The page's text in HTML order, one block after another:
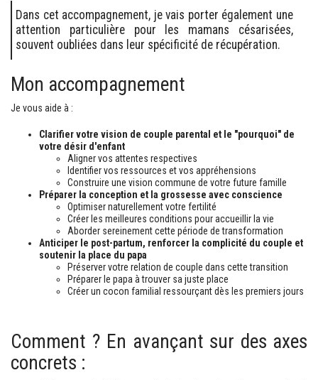
Dans cet accompagnement, je vais porter également une
attention particulière pour les mamans césarisées,
souvent oubliées dans leur spécificité de récupération.
Mon accompagnement
Je vous aide à :
Clarifier votre vision de couple parental et le "pourquoi" de
votre désir d'enfant
Aligner vos attentes respectives
Identifier vos ressources et vos appréhensions
Construire une vision commune de votre future famille
Préparer la conception et la grossesse avec conscience
Optimiser naturellement votre fertilité
Créer les meilleures conditions pour accueillir la vie
Aborder sereinement cette période de transformation
Anticiper le post-partum, renforcer la complicité du couple et
soutenir la place du papa
Préserver votre relation de couple dans cette transition
Préparer le papa à trouver sa juste place
Créer un cocon familial ressourçant dès les premiers jours
Comment ? En avançant sur des axes
concrets :